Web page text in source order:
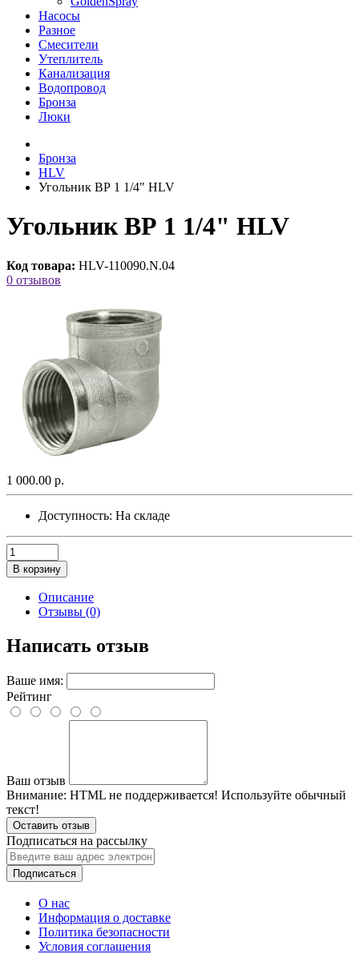
Насосы
Разное
Смесители
Утеплитель
Канализация
Водопровод
Бронза
Люки
Бронза
HLV
Угольник ВР 1 1/4" HLV
Угольник ВР 1 1/4" HLV
Код товара: HLV-110090.N.04
0 отзывов
1 000.00 р.
Доступность: На складе
В корзину
Описание
Отзывы (0)
Написать отзыв
Ваше имя:
Рейтинг
Ваш отзыв
Внимание: HTML не поддерживается! Используйте обычный
текст!
Оставить отзыв
Подписаться на рассылку
Подписаться
О нас
Информация о доставке
Политика безопасности
Условия соглашения